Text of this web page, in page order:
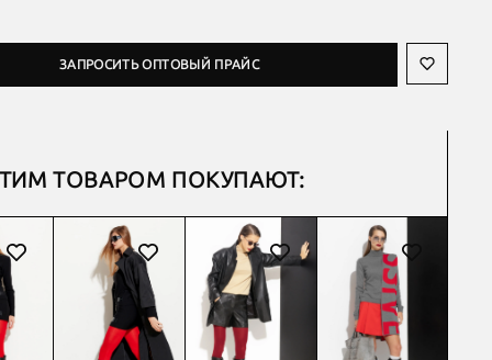
ЗАПРОСИТЬ ОПТОВЫЙ ПРАЙС
ТОВАРОМ ПОКУПАЮТ: